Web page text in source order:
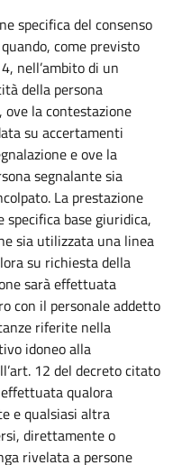
specifica del consenso
come previsto
nell’ambito di un
della persona
la contestazione
su accertamenti
e ove la
segnalante sia
La prestazione
base giuridica,
sia utilizzata una linea
su richiesta della
sarà effettuata
con il personale addetto
riferite nella
idoneo alla
12 del decreto citato
qualora
e qualsiasi altra
direttamente o
rivelata a persone